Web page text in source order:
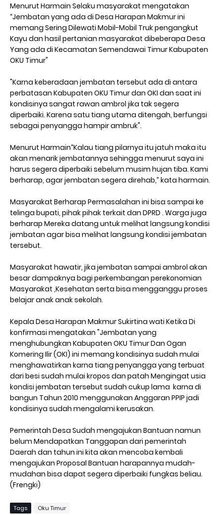
Menurut Harmain Selaku masyarakat mengatakan
“Jembatan yang ada di Desa Harapan Makmur ini
memang Sering Dilewati Mobil-Mobil Truk pengangkut
Kayu dan hasil pertanian masyarakat dibeberapa Desa
Yang ada di Kecamatan Semendawai Timur Kabupaten
OKU Timur"
"Karna keberadaan jembatan tersebut ada di antara
perbatasan Kabupaten OKU Timur dan OKI dan saat ini
kondisinya sangat rawan ambrol jika tak segera
diperbaiki. Karena satu tiang utama ditengah, berfungsi
sebagai penyangga hampir ambruk".
Menurut Harmain“Kalau tiang pilarnya itu jatuh maka itu
akan menarik jembatannya sehingga menurut saya ini
harus segera diperbaiki sebelum musim hujan tiba. Kami
berharap, agar jembatan segera direhab,” kata harmain.
Masyarakat Berharap Permasalahan ini bisa sampai ke
telinga bupati, pihak pihak terkait dan DPRD . Warga juga
berharap Mereka datang untuk melihat langsung kondisi
jembatan agar bisa melihat langsung kondisi jembatan
tersebut.
Masyarakat hawatir, jika jembatan sampai ambrol akan
besar dampaknya bagi perkembangan perekonomian
Masyarakat ,Kesehatan serta bisa mengganggu proses
belajar anak anak sekolah.
Kepala Desa Harapan Makmur Sukirtina wati Ketika Di
konfirmasi mengatakan "Jembatan yang
menghubungkan Kabupaten OKU Timur Dan Ogan
Komering Ilir (OKI) ini memang kondisinya sudah mulai
menghawatirkan karna tiang penyangga yang terbuat
dari besi sudah mulai kropos dan patah Mengingat usia
kondisi jembatan tersebut sudah cukup lama karna di
bangun Tahun 2010 menggunakan Anggaran PPIP jadi
kondisinya sudah mengalami kerusakan.
Pemerintah Desa Sudah mengajukan Bantuan namun
belum Mendapatkan Tanggapan dari pemerintah
Daerah dan tahun ini kita akan mencoba kembali
mengajukan Proposal Bantuan harapannya mudah-
mudahan bisa dapat segera diperbaiki fungkas beliau.
(Frengki)
Tags Oku Timur